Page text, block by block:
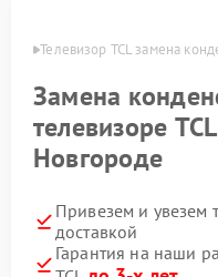
Телевизор TCL замена
Замена
телевизоре
Новгороде
Привезем и увезем
доставкой
Гарантия на наши